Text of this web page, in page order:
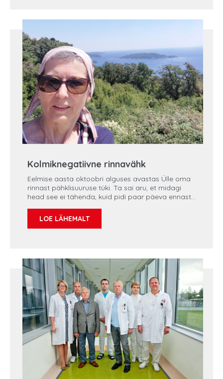
toodab vaid eesnäärme kude), oli analüüsides
märkimisväärset.
Kolmiknegatiivne rinnavähk
Eelmise aasta oktoobri alguses avastas Ülle oma
rinnast pähklisuuruse tüki. Ta sai aru, et midagi
head see ei tähenda, kuid pidi paar päeva ennast
rääkida. Lähedased said juba aru, et naine on
kahtlaselt vaikne, kuid tema kinnitas, et kõik on
LOE LÄHEMALT